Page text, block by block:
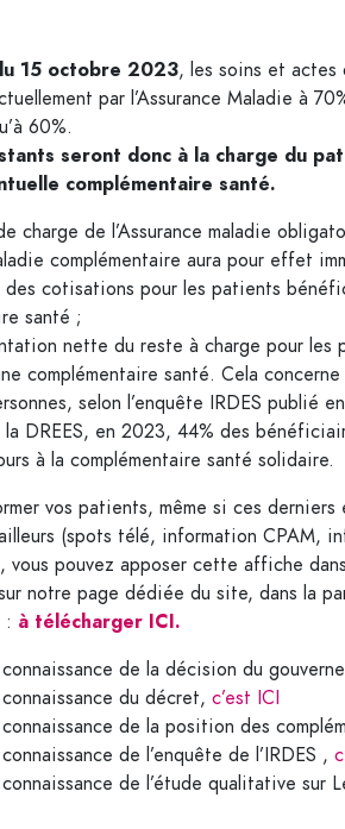
15 octobre 2023, les soins et actes
par l’Assurance Maladie à
60%.
seront donc à la charge du
complémentaire santé.
charge de l’Assurance maladie
complémentaire aura pour effet
des cotisations pour les patients
santé ;
nette du reste à charge pour les
complémentaire santé. Cela
selon l’enquête IRDES publié
la DREES, en 2023, 44% des
à la complémentaire santé solidaire.
vos patients, même si ces derniers
(spots télé, information CPAM,
vous pouvez apposer cette affiche
notre page dédiée du site, dans la
: à télécharger ICI.
de la décision du
du décret, c’est ICI
de la position des
de l’enquête de l’IRDES ,
de l’étude qualitative sur